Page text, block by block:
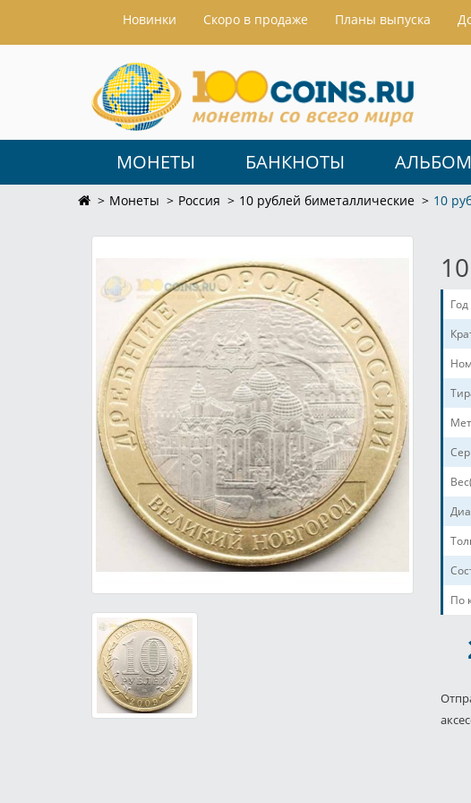
Hовинки Скоро в продаже Планы выпуска
МОНЕТЫ БАНКНОТЫ
Монеты Россия 10 рублей биметаллические 10
Год
По